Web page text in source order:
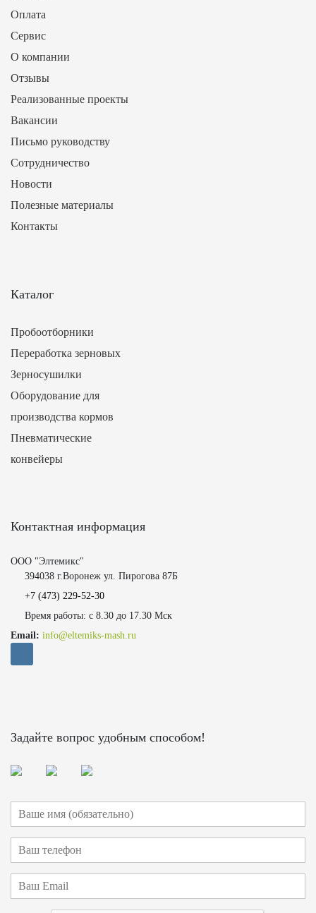
Оплата
Сервис
О компании
Отзывы
Реализованные проекты
Вакансии
Письмо руководству
Сотрудничество
Новости
Полезные материалы
Контакты
Каталог
Пробоотборники
Переработка зерновых
Зерносушилки
Оборудование для
производства кормов
Пневматические
конвейеры
Контактная информация
ООО "Элтемикс"
394038 г.Воронеж ул. Пирогова 87Б
+7 (473) 229-52-30
Время работы: с 8.30 до 17.30 Мск
Email: info@eltemiks-mash.ru
Задайте вопрос удобным способом!